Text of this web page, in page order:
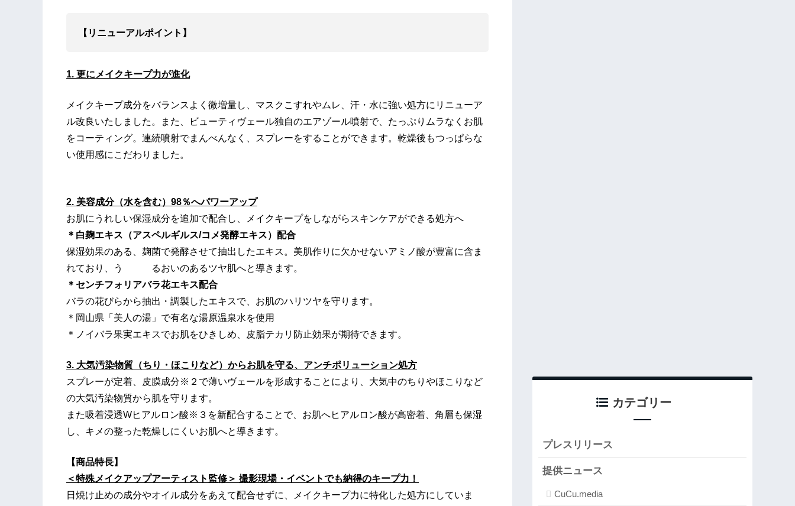
【リニューアルポイント】
1. 更にメイクキープ力が進化
メイクキープ成分をバランスよく微増量し、マスクこすれやムレ、汗・水に強い処方にリニューア
ル改良いたしました。また、ビューティヴェール独自のエアゾール噴射で、たっぷりムラなくお肌
をコーティング。連続噴射でまんべんなく、スプレーをすることができます。乾燥後もつっぱらな
い使用感にこだわりました。
2. 美容成分（水を含む）98％へパワーアップ
お肌にうれしい保湿成分を追加で配合し、メイクキープをしながらスキンケアができる処方へ
＊白麹エキス（アスペルギルス/コメ発酵エキス）配合
保湿効果のある、麹菌で発酵させて抽出したエキス。美肌作りに欠かせないアミノ酸が豊富に含ま
れており、う るおいのあるツヤ肌へと導きます。
＊センチフォリアバラ花エキス配合
バラの花びらから抽出・調製したエキスで、お肌のハリツヤを守ります。
＊岡山県「美人の湯」で有名な湯原温泉水を使用
＊ノイバラ果実エキスでお肌をひきしめ、皮脂テカリ防止効果が期待できます。
3. 大気汚染物質（ちり・ほこりなど）からお肌を守る、アンチポリューション処方
スプレーが定着、皮膜成分※２で薄いヴェールを形成することにより、大気中のちりやほこりなど
の大気汚染物質から肌を守ります。
また吸着浸透Wヒアルロン酸※３を新配合することで、お肌へヒアルロン酸が高密着、角層も保湿
し、キメの整った乾燥しにくいお肌へと導きます。
【商品特長】
＜特殊メイクアップアーティスト監修＞ 撮影現場・イベントでも納得のキープ力！
日焼け止めの成分やオイル成分をあえて配合せずに、メイクキープ力に特化した処方にしていま
カテゴリー
プレスリリース
提供ニュース
CuCu.media